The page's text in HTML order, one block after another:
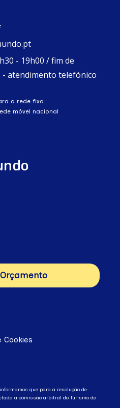
- 19h00 / fim de
- atendimento telefónico
a rede fixa
móvel nacional
Cookies
que para a resolução de
a comissão arbitral do Turismo de